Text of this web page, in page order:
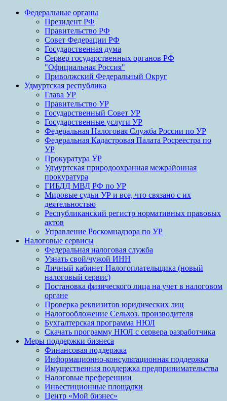
Федеральные органы
Президент РФ
Правительство РФ
Совет Федерации РФ
Государственная дума
Сервер государственных органов РФ
"Официальная Россия"
Приволжский Федеральный Округ
Удмуртская республика
Глава УР
Правительство УР
Государственный Совет УР
Государственные услуги УР
Федеральная Налоговая Служба России по УР
Федеральная Кадастровая Палата Росреестра по
УР
Прокуратура УР
Удмуртская природоохранная межрайонная
прокуратура
ГИБДД МВД РФ по УР
Мировые судьи УР и все, что связано с их
деятельностью
Республиканский регистр нормативных правовых
актов
Управление Роскомнадзора по УР
Налоговые сервисы
Федеральная налоговая служба
Узнать свой/чужой ИНН
Личный кабинет Налогоплательщика (новый
налоговый сервис)
Постановка физического лица на учет в налоговом
органе
Проверка реквизитов юридических лиц
Налогообложение Сельхоз. производителя
Бухгалтерская программа НЮЛ
Скачать программу НЮЛ с сервера разработчика
Меры поддержки бизнеса
Финансовая поддержка
Информационно-консультационная поддержка
Имущественная поддержка предпринимательства
Налоговые преференции
Инвестиционные площадки
Центр «Мой бизнес»